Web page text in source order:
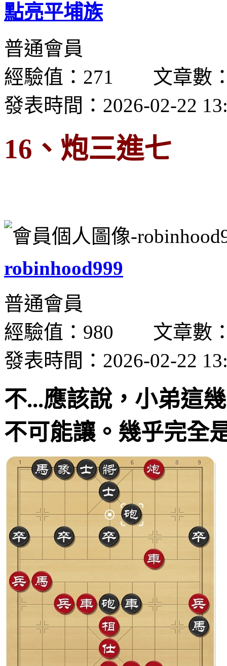
點亮平埔族
普通會員
經驗值：271 文章數
發表時間：2026-02-22
16、炮三進七
robinhood999
普通會員
經驗值：980 文章數
發表時間：2026-02-22
不...應該說，小弟這
不可能讓。幾乎完全